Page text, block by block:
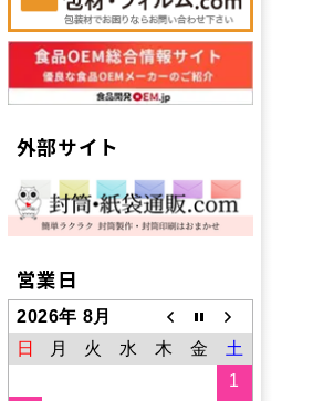
外部サイト
営業日
2026年 8月
日
月 火 水 木 金
土
1